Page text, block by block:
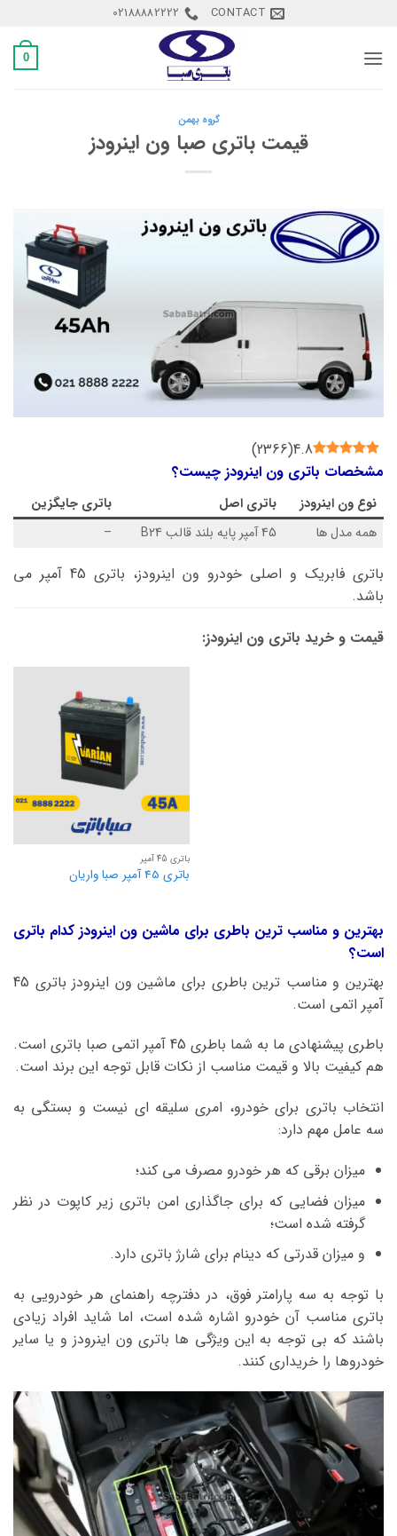
content
CONTACT
02188882222
0
گروه بهمن
قیمت باتری صبا ون اینرودز
4.8
(
2366
)
مشخصات باتری ون اینرودز چیست؟
نوع ون اینرودز باتری اصل
باتری جایگزین
همه مدل ها
45 آمپر پایه بلند قالب B24 –
باتری فابریک و اصلی خودرو ون اینرودز، باتری 45 آمپر می
باشد.
قیمت و خرید باتری ون اینرودز:
باتری 45 آمپر
باتری 45 آمپر صبا واریان
بهترین و مناسب ترین باطری برای ماشین ون اینرودز کدام باتری
است؟
بهترین و مناسب ترین باطری برای ماشین ون اینرودز باتری 45
آمپر اتمی است.
باطری پیشنهادی ما به شما باطری 45 آمپر اتمی صبا باتری است.
هم کیفیت بالا و قیمت مناسب از نکات قابل توجه این برند است.
انتخاب باتری برای خودرو، امری سلیقه ای نیست و بستگی به
سه عامل مهم دارد:
میزان برقی که هر خودرو مصرف می کند؛
میزان فضایی که برای جاگذاری امن باتری زیر کاپوت در نظر
گرفته شده است؛
و میزان قدرتی که دینام برای شارژ باتری دارد.
با توجه به سه پارامتر فوق، در دفترچه راهنمای هر خودرویی به
باتری مناسب آن خودرو اشاره شده است، اما شاید افراد زیادی
باشند که بی توجه به این ویژگی ها باتری ون اینرودز و یا سایر
خودروها را خریداری کنند.